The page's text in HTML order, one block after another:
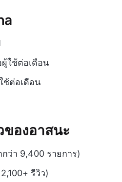
ใช้ต่อเดือน
ช้ต่อเดือน
องอาสนะ
ว่า 9,400 รายการ)
รีวิว)